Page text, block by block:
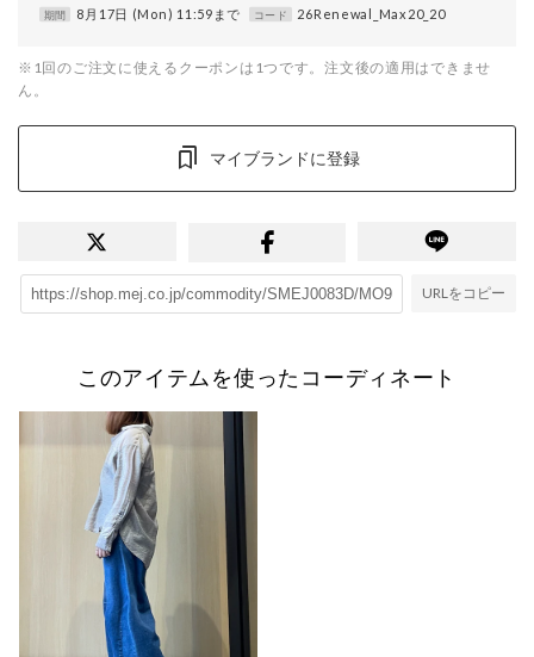
期間 8月17日 (Mon) 11:59まで コード 26Renewal_Max20_20
※1回のご注文に使えるクーポンは1つです。注文後の適用はできませ
ん。
マイブランドに登録
URLをコピー
このアイテムを使ったコーディネート